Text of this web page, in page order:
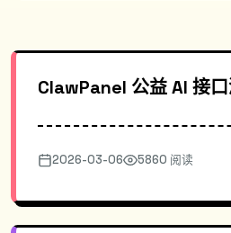
ClawPanel 公益 AI 接
2026-03-06 5860 阅读